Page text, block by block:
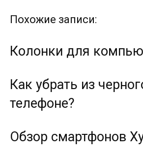
Похожие записи:
Колонки для
Как убрать из
телефоне?
Обзор смартфонов